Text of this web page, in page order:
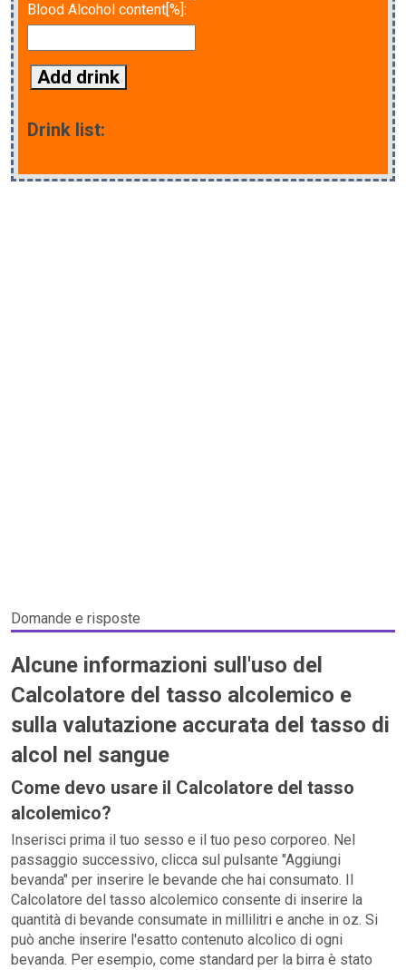
Blood Alcohol content[%]:
Add drink
Drink list:
Domande e risposte
Alcune informazioni sull'uso del
Calcolatore del tasso alcolemico e
sulla valutazione accurata del tasso di
alcol nel sangue
Come devo usare il Calcolatore del tasso
alcolemico?
Inserisci prima il tuo sesso e il tuo peso corporeo. Nel
passaggio successivo, clicca sul pulsante "Aggiungi
bevanda" per inserire le bevande che hai consumato. Il
Calcolatore del tasso alcolemico consente di inserire la
quantità di bevande consumate in millilitri e anche in oz. Si
può anche inserire l'esatto contenuto alcolico di ogni
bevanda. Per esempio, come standard per la birra è stato